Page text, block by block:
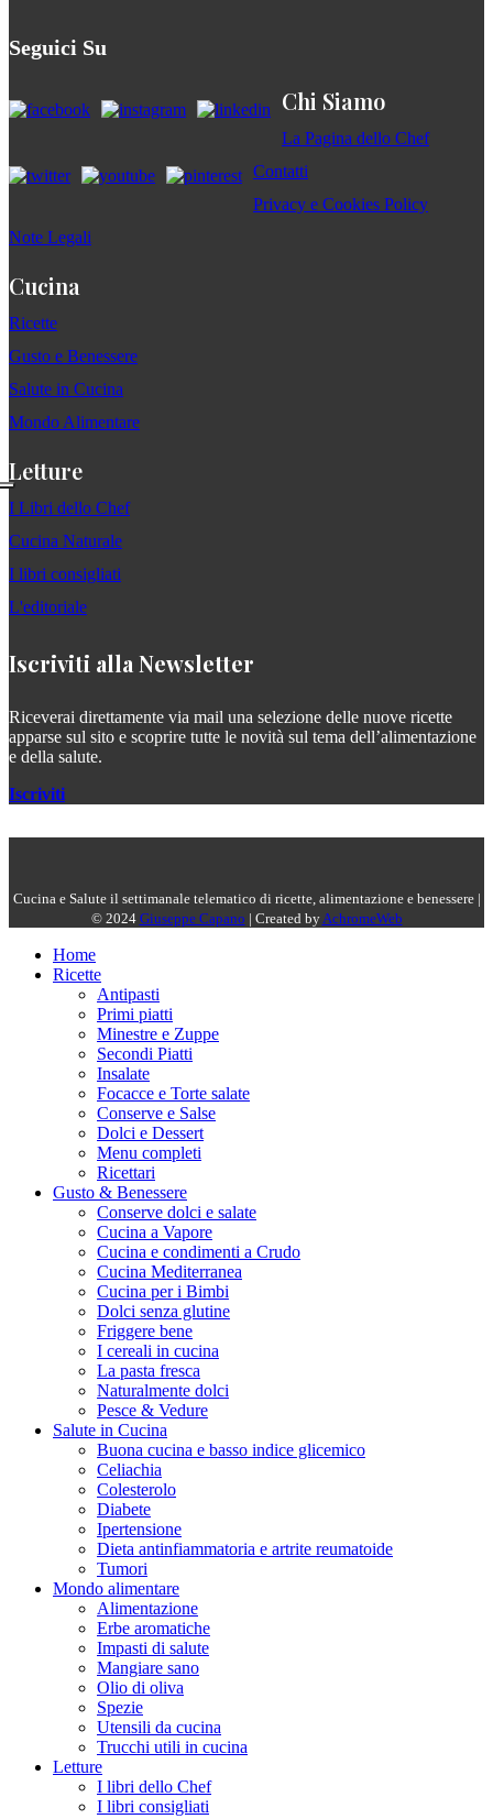
Seguici Su
Chi Siamo
La Pagina dello Chef
Contatti
Privacy e Cookies Policy
Note Legali
Cucina
Ricette
Gusto e Benessere
Salute in Cucina
Mondo Alimentare
Letture
I Libri dello Chef
Cucina Naturale
I libri consigliati
L'editoriale
Iscriviti alla Newsletter
Riceverai direttamente via mail una selezione delle nuove ricette
apparse sul sito e scoprire tutte le novità sul tema dell’alimentazione
e della salute.
Iscriviti
Cucina e Salute il settimanale telematico di ricette, alimentazione e benessere |
© 2024 Giuseppe Capano | Created by AchromeWeb
Home
Ricette
Antipasti
Primi piatti
Minestre e Zuppe
Secondi Piatti
Insalate
Focacce e Torte salate
Conserve e Salse
Dolci e Dessert
Menu completi
Ricettari
Gusto & Benessere
Conserve dolci e salate
Cucina a Vapore
Cucina e condimenti a Crudo
Cucina Mediterranea
Cucina per i Bimbi
Dolci senza glutine
Friggere bene
I cereali in cucina
La pasta fresca
Naturalmente dolci
Pesce & Vedure
Salute in Cucina
Buona cucina e basso indice glicemico
Celiachia
Colesterolo
Diabete
Ipertensione
Dieta antinfiammatoria e artrite reumatoide
Tumori
Mondo alimentare
Alimentazione
Erbe aromatiche
Impasti di salute
Mangiare sano
Olio di oliva
Spezie
Utensili da cucina
Trucchi utili in cucina
Letture
I libri dello Chef
I libri consigliati